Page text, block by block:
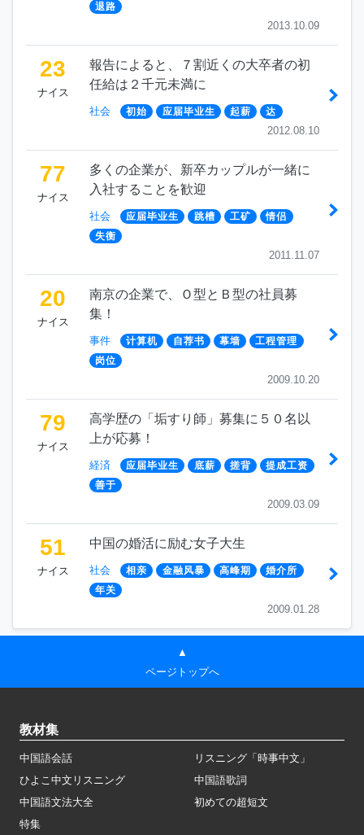
退路
2013.10.09
23
ナイス
報告によると、７割近くの大卒者の初
任給は２千元未満に
社会 初始 应届毕业生 起薪 达
2012.08.10
77
ナイス
多くの企業が、新卒カップルが一緒に
入社することを歓迎
社会 应届毕业生 跳槽 工矿
情侣
失衡
2011.11.07
20
ナイス
南京の企業で、Ｏ型とＢ型の社員募
集！
事件 计算机 自荐书 幕墙
工程管理
岗位
2009.10.20
79
ナイス
高学歴の「垢すり師」募集に５０名以
上が応募！
経済 应届毕业生 底薪 搓背
提成工资
善于
2009.03.09
51
ナイス
中国の婚活に励む女子大生
社会 相亲 金融风暴 高峰期
婚介所
年关
2009.01.28
▲
ページトップへ
教材集
中国語会話
リスニング「時事中文」
ひよこ中文リスニング
中国語歌詞
中国語文法大全
初めての超短文
特集